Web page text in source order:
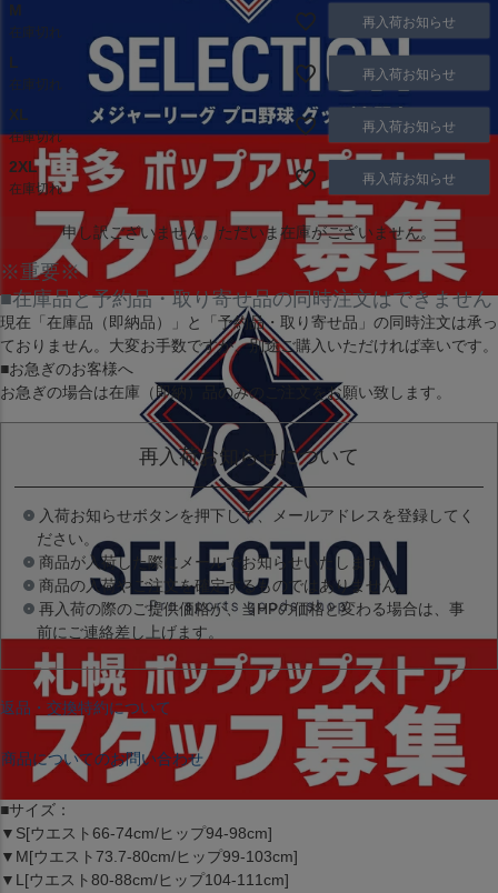
M
在庫切れ
再入荷お知らせ
L
在庫切れ
再入荷お知らせ
XL
在庫切れ
再入荷お知らせ
2XL
在庫切れ
再入荷お知らせ
申し訳ございません。ただいま在庫がございません。
※重要※
■在庫品と予約品・取り寄せ品の同時注文はできません
現在 「在庫品（即納品）」 と 「予約品・取り寄せ品」 の同時注文は承っ
ておりません。大変お手数ですが、別途ご購入いただければ幸いです。
■お急ぎのお客様へ
お急ぎの場合は在庫（即納）品 のみのご注文をお願い致します。
再入荷お知らせについて
入荷お知らせボタンを押下して、メールアドレスを登録してく
ださい。
商品が入荷した際にメールでお知らせいたします。
商品の入荷やご注文を確定するものではありません。
再入荷の際のご提供価格が、当HPの価格と変わる場合は、事
前にご連絡差し上げます。
返品・交換特約について
商品についてのお問い合わせ
■サイズ：
▼S[ウエスト66-74cm/ヒップ94-98cm]
▼M[ウエスト73.7-80cm/ヒップ99-103cm]
▼L[ウエスト80-88cm/ヒップ104-111cm]